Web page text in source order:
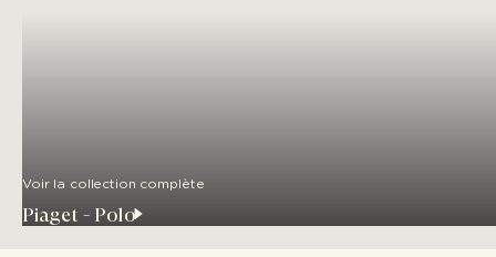
Voir la collection complète
Piaget - Polo